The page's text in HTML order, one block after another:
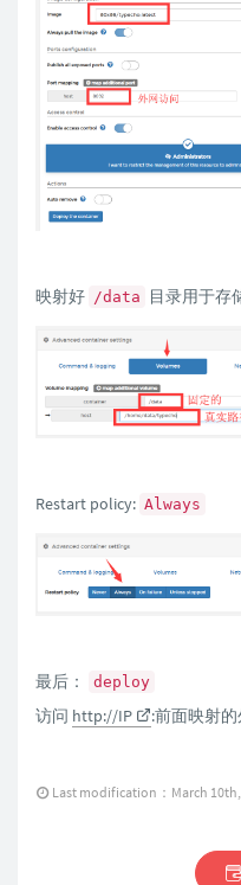
映射好 /data 目录用于存
Restart policy: Always
最后： deploy
访问 http://IP :前面映射
Last modification：March 10th,